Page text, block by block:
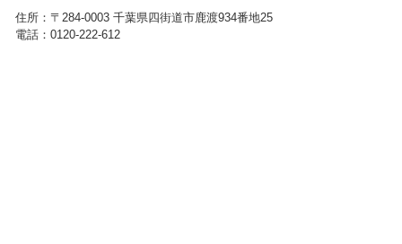
住所： 〒284-0003 千葉県四街道市鹿渡934番地25
電話：0120-222-612